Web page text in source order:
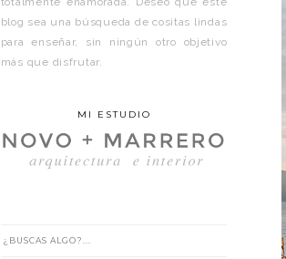
blog sea una búsqueda de cositas lindas
para enseñar, sin ningún otro objetivo
más que disfrutar.
MI ESTUDIO